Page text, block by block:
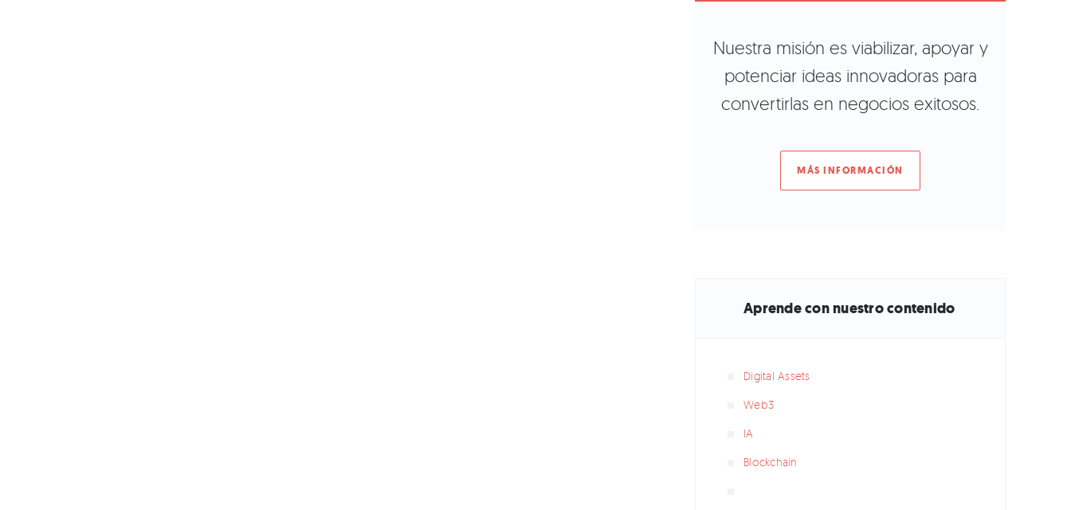
Nuestra misión es viabilizar, apoyar y
potenciar ideas innovadoras para
convertirlas en negocios exitosos.
MÁS INFORMACIÓN
Aprende con nuestro contenido
Digital Assets
Web3
IA
Blockchain